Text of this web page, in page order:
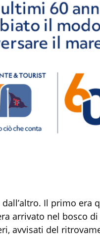
Il primo era
arrivato nel bosco
avvisati del